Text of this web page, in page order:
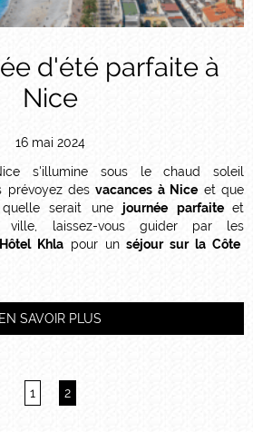
d'été parfaite à
Nice
16 mai 2024
s'illumine sous le chaud soleil
prévoyez desvacances à Nice et que
serait une journée parfaite et
ville, laissez-vous guider par les
Khlapour unséjour sur la Côte
EN SAVOIR PLUS
1 2